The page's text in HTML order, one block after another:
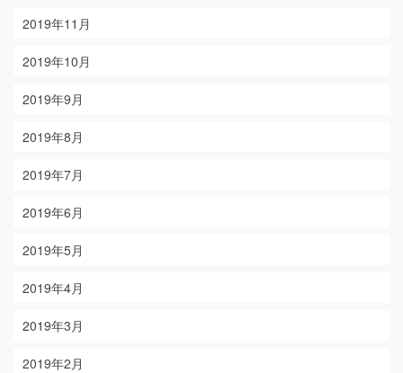
2019年11月
2019年10月
2019年9月
2019年8月
2019年7月
2019年6月
2019年5月
2019年4月
2019年3月
2019年2月